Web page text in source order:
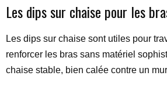
Les dips sur chaise pour les
Les dips sur chaise sont utiles pour
renforcer les bras sans matériel
chaise stable, bien calée contre un